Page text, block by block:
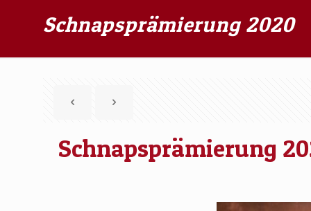
Schnapsprämierung 2020
Schnapsprämierung